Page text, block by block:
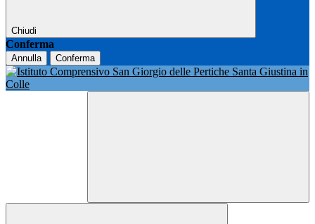
Chiudi
Conferma
Annulla Conferma